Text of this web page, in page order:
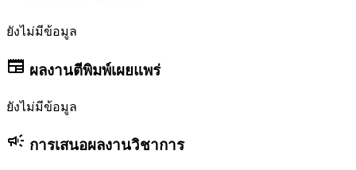
ยังไม่มีข้อมูล
newspaper ผลงานตีพิมพ์เผยแพร่
ยังไม่มีข้อมูล
campaign การเสนอผลงานวิชาการ